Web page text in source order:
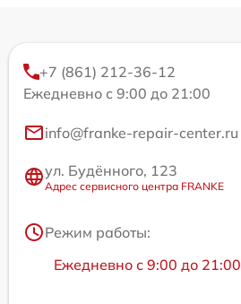
+7 (861) 212-36-12
Ежедневно с 9:00 до 21:00
info@franke-repair-center.ru
ул. Будённого, 123
Адрес сервисного центра FRANKE
Режим работы:
Ежедневно с 9:00 до 21:00